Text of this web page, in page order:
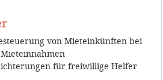
von Mieteinkünften bei
für freiwillige Helfer